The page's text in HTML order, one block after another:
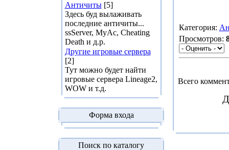
Античиты [5]
Здесь буд вылаживать
последние античиты...
ssServer, MyAc, Cheating
Death и д.р.
Другие игровые сервера
[2]
Тут можно будет найти
игровые сервера Lineage2,
WOW и т.д.
Форма входа
Поиск по каталогу
Категория:
Просмотров:
Всего